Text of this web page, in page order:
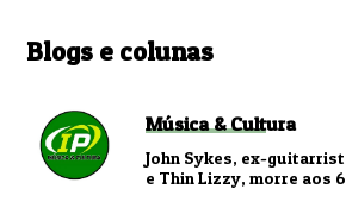
Blogs e colunas
Música & Cultura
John Sykes, ex-
e Thin Lizzy, morre aos